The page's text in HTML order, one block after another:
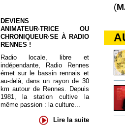
DEVIENS
ANIMATEUR·TRICE OU
CHRONIQUEUR·SE À RADIO
RENNES !
Radio locale, libre et
indépendante, Radio Rennes
émet sur le bassin rennais et
au-delà, dans un rayon de 30
km autour de Rennes. Depuis
1981, la station cultive la
même passion : la culture...
Lire la suite
(